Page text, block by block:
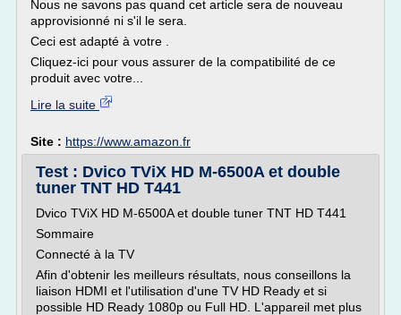
Nous ne savons pas quand cet article sera de nouveau
approvisionné ni s'il le sera.
Ceci est adapté à votre .
Cliquez-ici pour vous assurer de la compatibilité de ce
produit avec votre...
Lire la suite
Site : https://www.amazon.fr
Test : Dvico TViX HD M-6500A et double
tuner TNT HD T441
Dvico TViX HD M-6500A et double tuner TNT HD T441
Sommaire
Connecté à la TV
Afin d'obtenir les meilleurs résultats, nous conseillons la
liaison HDMI et l'utilisation d'une TV HD Ready et si
possible HD Ready 1080p ou Full HD. L'appareil met plus